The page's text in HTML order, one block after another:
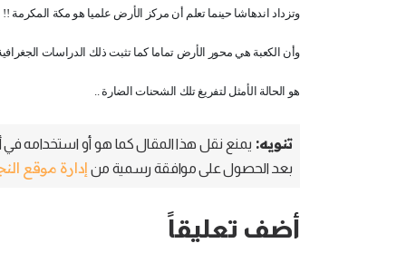
وتزداد اندهاشا حينما تعلم أن مركز الأرض علميا هو مكة المكرمة !!
وأن الكعبة هي محور الأرض تماما كما تثبت ذلك الدراسات
هو الحالة الأمثل لتفريغ تلك الشحنات الضارة ..
تنويه: يمنع نقل هذا المقال كما هو أو استخدامه في
بعد الحصول على موافقة رسمية من إدارة موقع
أضف تعليقاً